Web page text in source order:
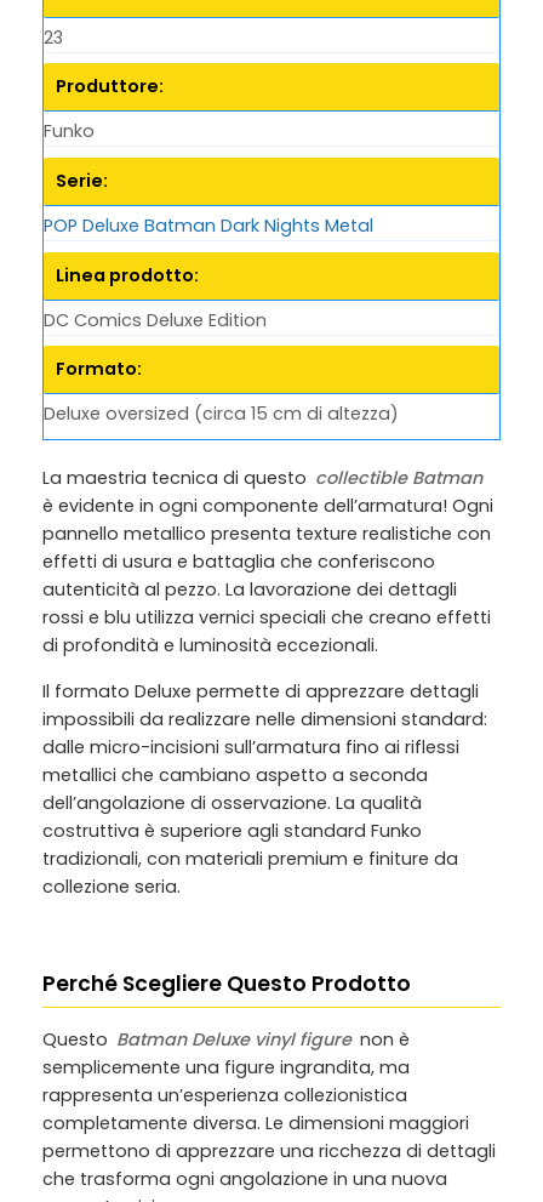
23
Produttore:
Funko
Serie:
POP Deluxe Batman Dark Nights Metal
Linea prodotto:
DC Comics Deluxe Edition
Formato:
Deluxe oversized (circa 15 cm di altezza)
La maestria tecnica di questo collectible Batman
è evidente in ogni componente dell’armatura! Ogni
pannello metallico presenta texture realistiche con
effetti di usura e battaglia che conferiscono
autenticità al pezzo. La lavorazione dei dettagli
rossi e blu utilizza vernici speciali che creano effetti
di profondità e luminosità eccezionali.
Il formato Deluxe permette di apprezzare dettagli
impossibili da realizzare nelle dimensioni standard:
dalle micro-incisioni sull’armatura fino ai riflessi
metallici che cambiano aspetto a seconda
dell’angolazione di osservazione. La qualità
costruttiva è superiore agli standard Funko
tradizionali, con materiali premium e finiture da
collezione seria.
Perché Scegliere Questo Prodotto
Questo Batman Deluxe vinyl figure non è
semplicemente una figure ingrandita, ma
rappresenta un’esperienza collezionistica
completamente diversa. Le dimensioni maggiori
permettono di apprezzare una ricchezza di dettagli
che trasforma ogni angolazione in una nuova